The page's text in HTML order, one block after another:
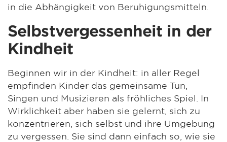
in die Abhängigkeit von Beruhigungsmitteln.
Selbstvergessenheit in der
Kindheit
Beginnen wir in der Kindheit: in aller Regel
empfinden Kinder das gemeinsame Tun,
Singen und Musizieren als fröhliches Spiel. In
Wirklichkeit aber haben sie gelernt, sich zu
konzentrieren, sich selbst und ihre Umgebung
zu vergessen. Sie sind dann einfach so, wie sie